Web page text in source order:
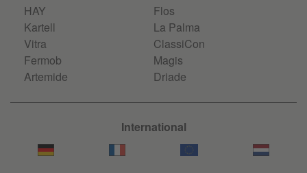
HAY
Kartell
Vitra
Fermob
Artemide
Flos
La Palma
ClassiCon
Magis
Driade
International